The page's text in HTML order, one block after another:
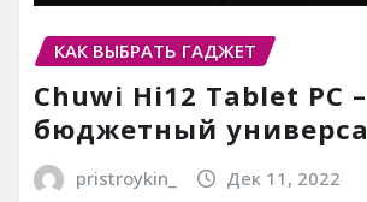
КАК ВЫБРАТЬ ГАДЖЕТ
Chuwi Hi12 Tablet PC –
бюджетный
pristroykin_ Дек 11, 2022